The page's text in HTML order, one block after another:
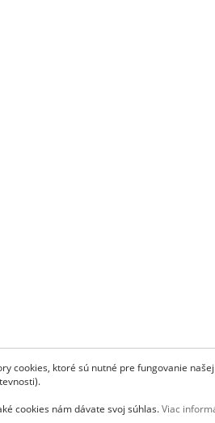
cookies, ktoré sú nutné pre fungovanie
cookies nám dávate svoj súhlas.Viac